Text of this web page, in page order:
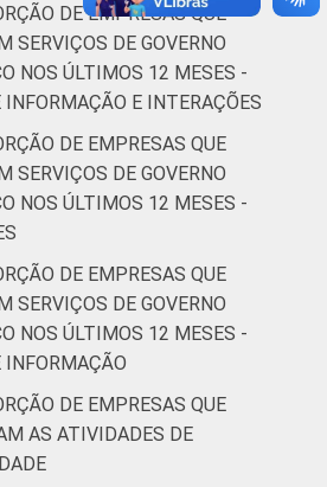
veículos
automotores e
motocicletas
88 10
Transporte,
armazenagem
e correio
93
Alojamento e
alimentação
Atividades
imobiliárias;
profissionais,
científicas e
técnicas;
DE EMPRESAS QUE
SERVIÇOS DE GOVERNO
NOS ÚLTIMOS 12 MESES -
INFORMAÇÃO E INTERAÇÕES
DE EMPRESAS QUE
SERVIÇOS DE GOVERNO
NOS ÚLTIMOS 12 MESES -
DE EMPRESAS QUE
SERVIÇOS DE GOVERNO
NOS ÚLTIMOS 12 MESES -
INFORMAÇÃO
DE EMPRESAS QUE
AS ATIVIDADES DE